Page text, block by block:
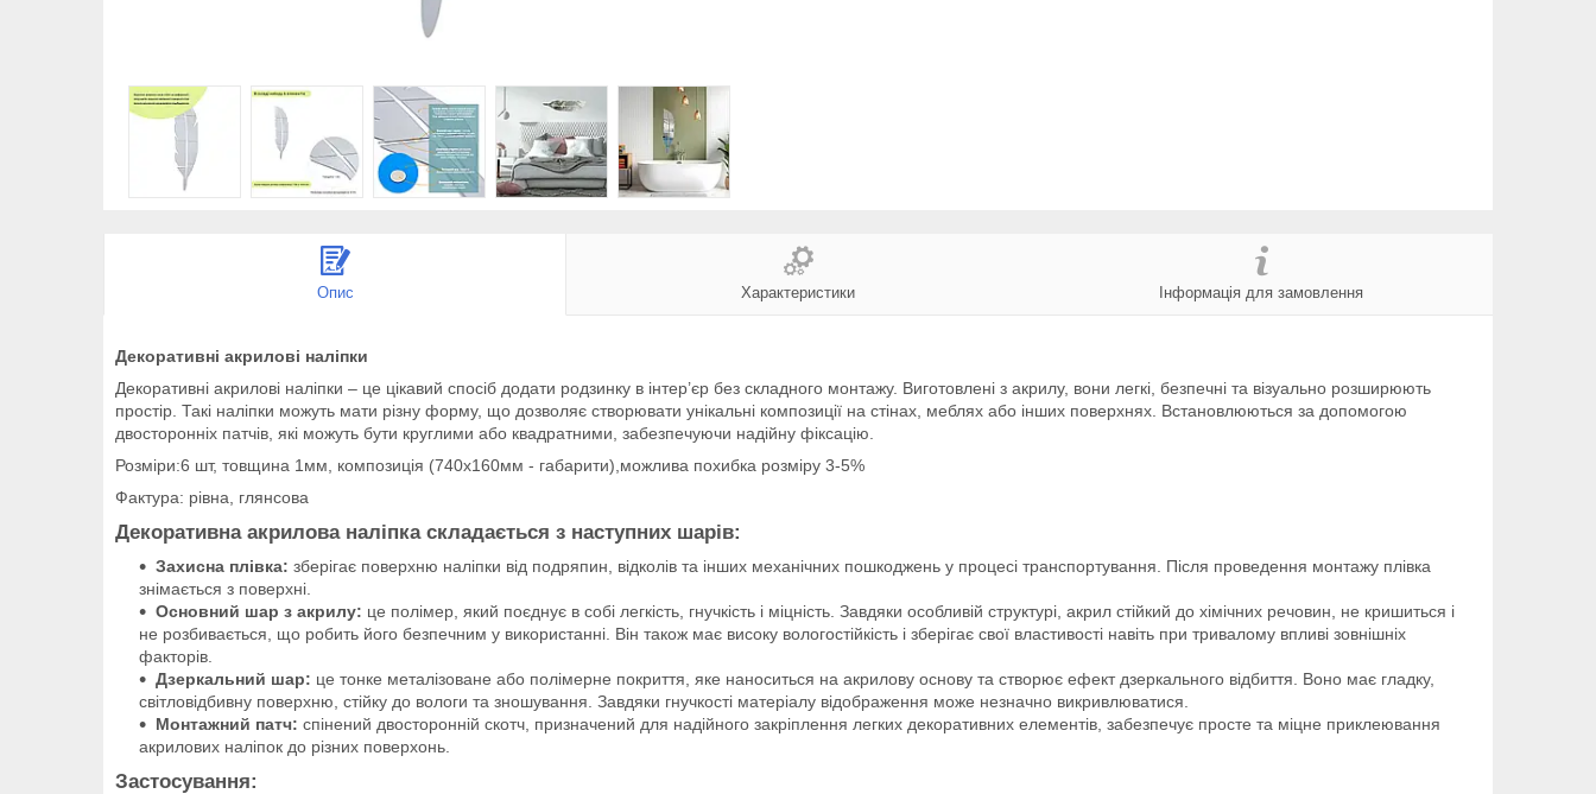
Опис Характеристики Інформація для замовлення
Декоративні акрилові наліпки
Декоративні акрилові наліпки – це цікавий спосіб додати родзинку в інтер’єр без складного монтажу. Виготовлені з акрилу, вони легкі, безпечні та візуально розширюють
простір. Такі наліпки можуть мати різну форму, що дозволяє створювати унікальні композиції на стінах, меблях або інших поверхнях. Встановлюються за допомогою
двосторонніх патчів, які можуть бути круглими або квадратними, забезпечуючи надійну фіксацію.
Розміри:6 шт, товщина 1мм, композиція (740х160мм - габарити),можлива похибка розміру 3-5%
Фактура: рівна, глянсова
Декоративна акрилова наліпка складається з наступних шарів:
Захисна плівка: зберігає поверхню наліпки від подряпин, відколів та інших механічних пошкоджень у процесі транспортування. Після проведення монтажу плівка
знімається з поверхні.
Основний шар з акрилу: це полімер, який поєднує в собі легкість, гнучкість і міцність. Завдяки особливій структурі, акрил стійкий до хімічних речовин, не кришиться і
не розбивається, що робить його безпечним у використанні. Він також має високу вологостійкість і зберігає свої властивості навіть при тривалому впливі зовнішніх
факторів.
Дзеркальний шар: це тонке металізоване або полімерне покриття, яке наноситься на акрилову основу та створює ефект дзеркального відбиття. Воно має гладку,
світловідбивну поверхню, стійку до вологи та зношування. Завдяки гнучкості матеріалу відображення може незначно викривлюватися.
Монтажний патч: спінений двосторонній скотч, призначений для надійного закріплення легких декоративних елементів, забезпечує просте та міцне приклеювання
акрилових наліпок до різних поверхонь.
Застосування: